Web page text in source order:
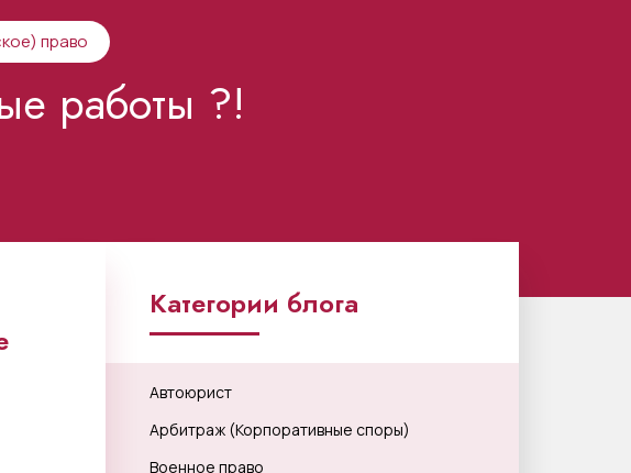
право
работы ?!
Категории блога
Автоюрист
Арбитраж (Корпоративные споры)
Военное право